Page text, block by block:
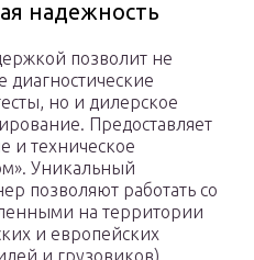
надежность
позволит не
диагностические
но и дилерское
Предоставляет
и техническое
Уникальный
позволяют работать со
на территории
и европейских
и грузовиков).